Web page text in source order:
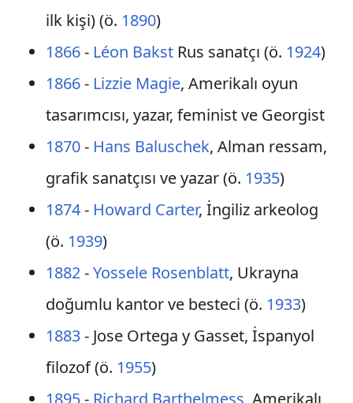
ilk kişi) (ö. 1890)
1866- Léon BakstRus sanatçı (ö. 1924)
1866- Lizzie Magie, Amerikalı oyun
tasarımcısı, yazar, feminist ve Georgist
1870- Hans Baluschek, Alman ressam,
grafik sanatçısı ve yazar (ö. 1935)
1874- Howard Carter, İngiliz arkeolog
(ö. 1939)
1882-Yossele Rosenblatt, Ukrayna
doğumlu kantor ve besteci (ö. 1933)
1883- Jose Ortega y Gasset, İspanyol
filozof (ö. 1955)
1895- Richard Barthelmess , Amerikalı